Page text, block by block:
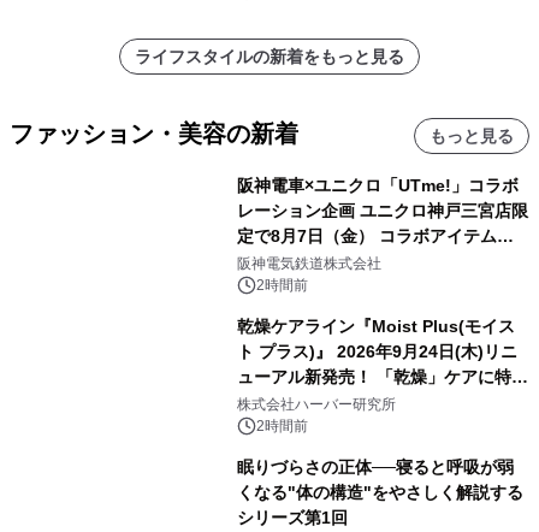
ライフスタイルの新着をもっと見る
ファッション・美容の新着 もっと見る
阪神電車×ユニクロ「UTme!」コラボ
レーション企画 ユニクロ神戸三宮店限
定で8月7日（金） コラボアイテムが
発売決定！
阪神電気鉄道株式会社
2時間前
乾燥ケアライン『Moist Plus(モイス
ト プラス)』 2026年9月24日(木)リニ
ューアル新発売！ 「乾燥」ケアに特化
し、ライン使いで潤いに満ちた肌へ
株式会社ハーバー研究所
2時間前
眠りづらさの正体──寝ると呼吸が弱
くなる"体の構造"をやさしく解説する
シリーズ第1回